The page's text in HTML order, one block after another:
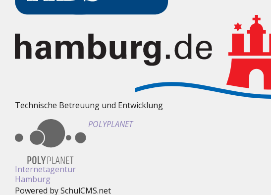
Technische Betreuung und Entwicklung
POLYPLANET
Internetagentur
Hamburg
Powered by SchulCMS.net